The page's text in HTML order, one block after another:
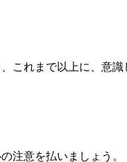
これまで以上に、意識
注意を払いましょう。